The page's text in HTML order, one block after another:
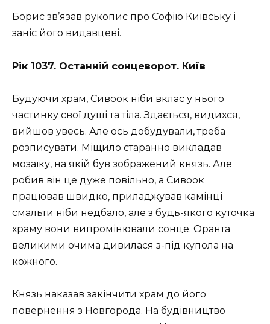
Борис зв’язав рукопис про Софію Київську і
заніс його видавцеві.
Рік 1037. Останній сонцеворот. Київ
Будуючи храм, Сивоок ніби вклас у нього
частинку свої душі та тіла. Здається, видихся,
вийшов увесь. Але ось добудували, треба
розписувати. Міщило старанно викладав
мозаїку, на якій був зображений князь. Але
робив він це дуже повільно, а Сивоок
працював швидко, приладжував камінці
смальти ніби недбало, але з будь-якого куточка
храму вони випромінювали сонце. Оранта
великими очима дивилася з-під купола на
кожного.
Князь наказав закінчити храм до його
повернення з Новгорода. На будівництво